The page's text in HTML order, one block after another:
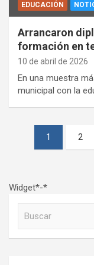
EDUCACIÓN
Arrancaron
formación en
10 de abril de 2026
En una muestra
municipal con la
Paginación
1 2
Widget*-*